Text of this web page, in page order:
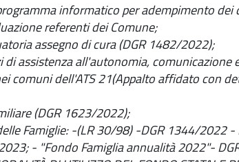
informatico per adempimento
referenti dei Comune;
assegno di cura (DGR 1482/2022);
di assistenza all'autonomia,
comuni dell'ATS 21(Appalto affidato con
(DGR 1623/2022);
Famiglie: -(LR 30/98) -DGR 1344/
- "Fondo Famiglia annualità 2022"-